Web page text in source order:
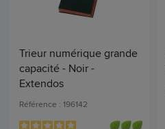
Trieur numérique grande
capacité - Noir -
Extendos
Référence : 196142